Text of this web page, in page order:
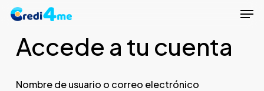
Skip
mainAccede a tu cuenta
Nombre de usuario o correo electrónico